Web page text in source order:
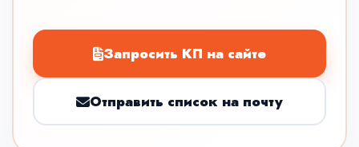
Запросить КП на сайте
Отправить список на почту